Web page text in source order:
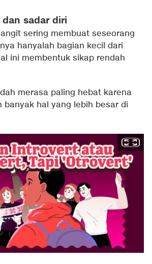
sadar diri
sering membuat seseorang
hanyalah bagian kecil dari
ini membentuk sikap rendah
merasa paling hebat karena
banyak hal yang lebih besar di